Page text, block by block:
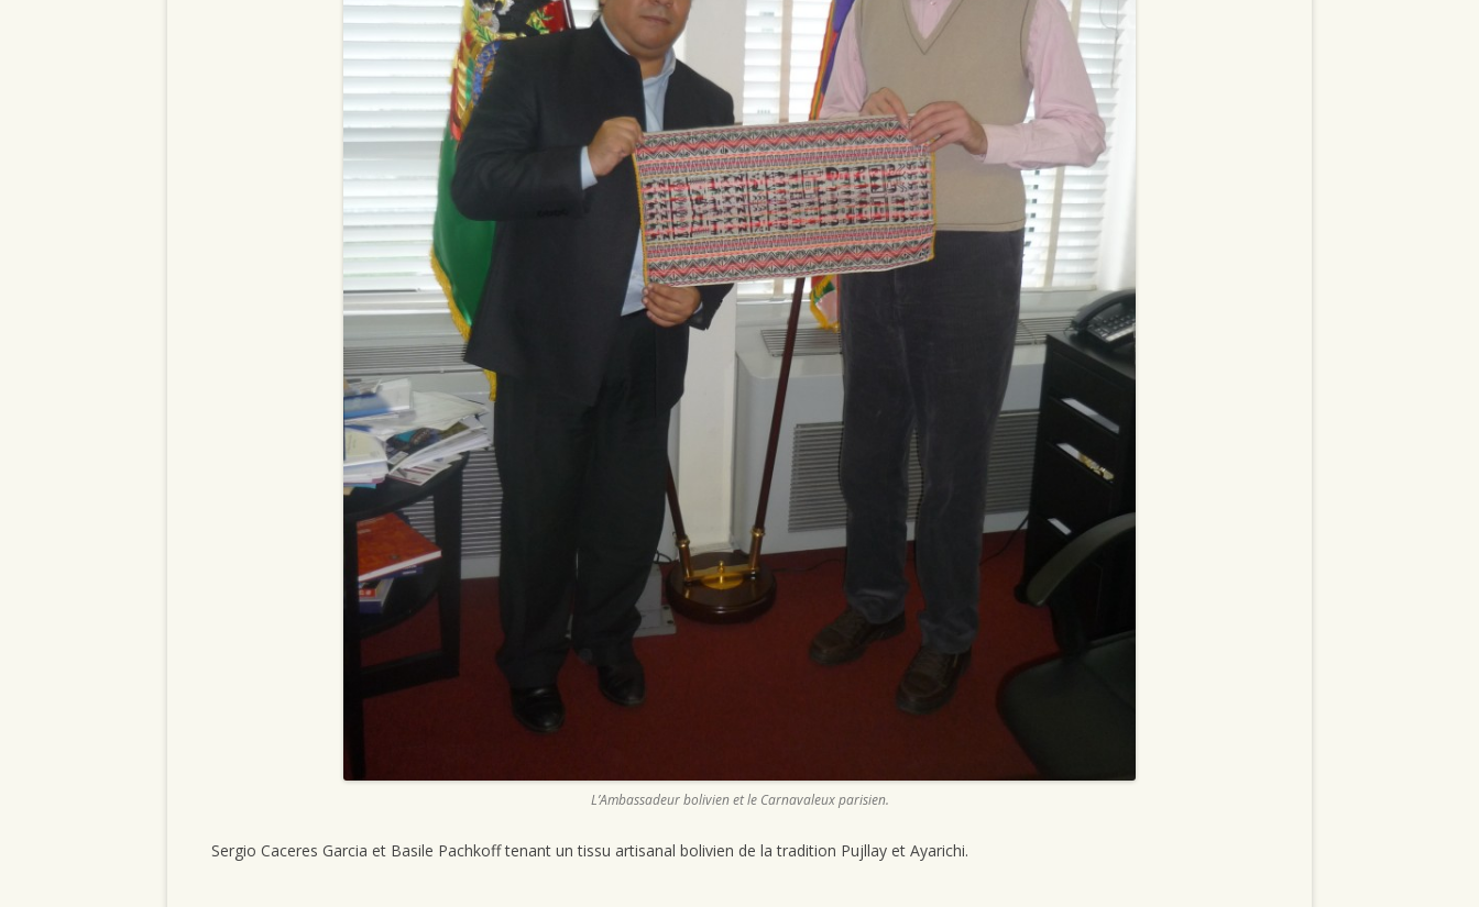
L’Ambassadeur bolivien et le Carnavaleux parisien.
Sergio Caceres Garcia et Basile Pachkoff tenant un tissu artisanal bolivien de la tradition Pujllay et Ayarichi.